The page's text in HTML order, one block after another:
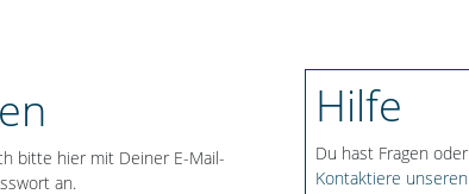
bitte hier mit Deiner E-Mail-
an.
Hilfe
Du hast Fragen
Kontaktiere